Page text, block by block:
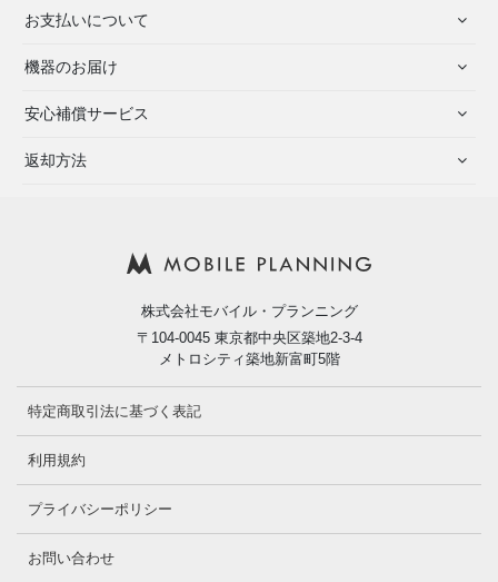
お支払いについて
機器のお届け
安心補償サービス
返却方法
株式会社モバイル・プランニング
〒104-0045 東京都中央区築地2-3-4
メトロシティ築地新富町5階
特定商取引法に基づく表記
利用規約
プライバシーポリシー
お問い合わせ